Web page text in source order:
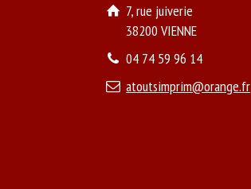
7, rue juiverie
38200 VIENNE
04 74 59 96 14
atoutsimprim@orange.fr